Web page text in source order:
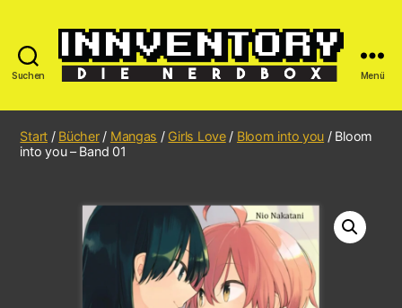
Suchen Menü
Start / Bücher/ Mangas / Girls Love/ Bloom into you / Bloom
into you – Band 01